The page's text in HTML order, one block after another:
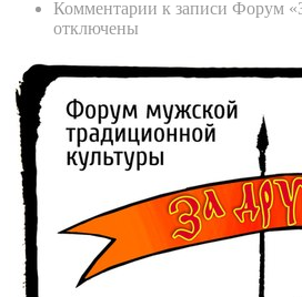
Комментарии к записи Форум
отключены